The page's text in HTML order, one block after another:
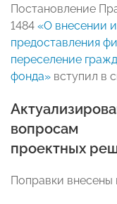
Постановление
1484 «О внесении
предоставления
переселение
фонда» вступил в
вопросам
проектных
Поправки внесены